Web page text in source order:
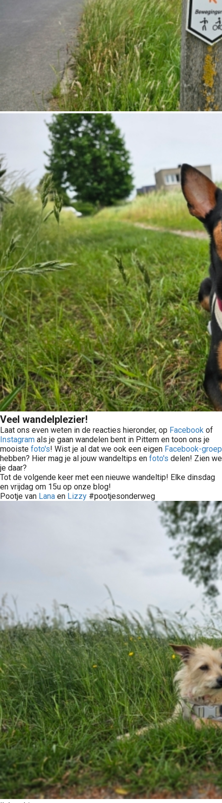
Veel wandelplezier!
Laat ons even weten in de reacties hieronder, op Facebook of
Instagram als je gaan wandelen bent in Pittem en toon ons je
mooiste foto's! Wist je al dat we ook een eigen Facebook-groep
hebben? Hier mag je al jouw wandeltips en foto's delen! Zien we
je daar?
Tot de volgende keer met een nieuwe wandeltip! Elke dinsdag
en vrijdag om 15u op onze blog!
Pootje van Lana en Lizzy #pootjesonderweg